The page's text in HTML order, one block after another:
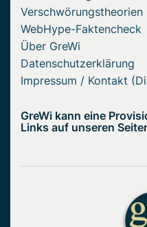
Verschwörungstheorien
WebHype-Faktencheck
Über GreWi
Datenschutzerklärung
Impressum / Kontakt
GreWi kann eine
Links auf unseren